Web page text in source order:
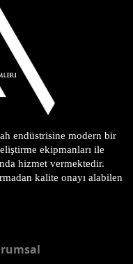
endüstrisine modern bir
ekipmanları ile
hizmet vermektedir.
kalite onayı alabilen